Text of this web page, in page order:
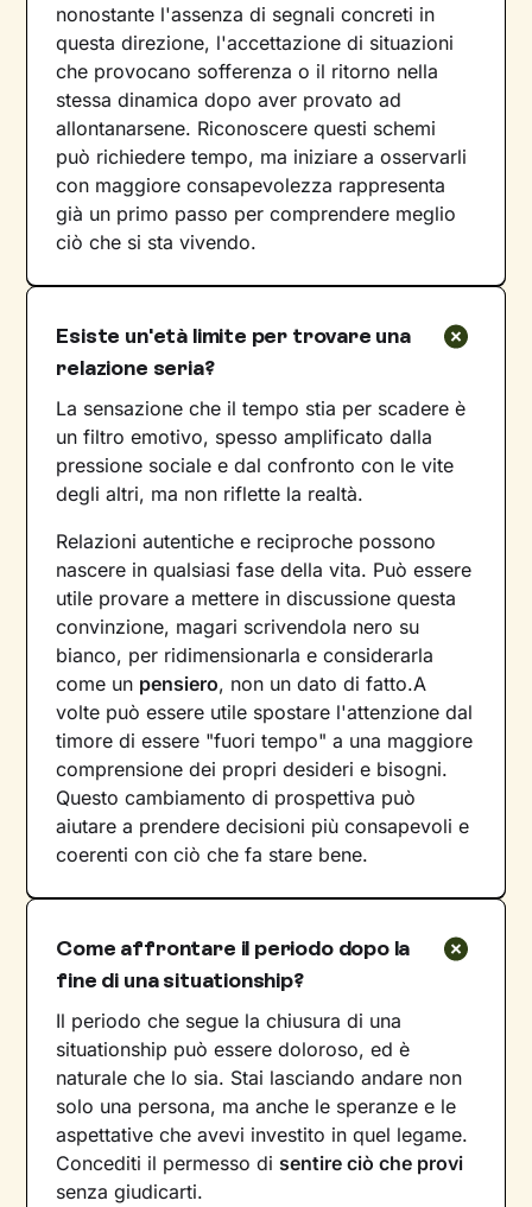
nonostante l'assenza di segnali concreti in
questa direzione, l'accettazione di situazioni
che provocano sofferenza o il ritorno nella
stessa dinamica dopo aver provato ad
allontanarsene. Riconoscere questi schemi
può richiedere tempo, ma iniziare a osservarli
con maggiore consapevolezza rappresenta
già un primo passo per comprendere meglio
ciò che si sta vivendo.
Esiste un'età limite per trovare una
relazione seria?
La sensazione che il tempo stia per scadere è
un filtro emotivo, spesso amplificato dalla
pressione sociale e dal confronto con le vite
degli altri, ma non riflette la realtà.
Relazioni autentiche e reciproche possono
nascere in qualsiasi fase della vita. Può essere
utile provare a mettere in discussione questa
convinzione, magari scrivendola nero su
bianco, per ridimensionarla e considerarla
come un pensiero, non un dato di fatto.A
volte può essere utile spostare l'attenzione dal
timore di essere "fuori tempo" a una maggiore
comprensione dei propri desideri e bisogni.
Questo cambiamento di prospettiva può
aiutare a prendere decisioni più consapevoli e
coerenti con ciò che fa stare bene.
Come affrontare il periodo dopo la
fine di una situationship?
Il periodo che segue la chiusura di una
situationship può essere doloroso, ed è
naturale che lo sia. Stai lasciando andare non
solo una persona, ma anche le speranze e le
aspettative che avevi investito in quel legame.
Concediti il permesso di sentire ciò che provi
senza giudicarti.